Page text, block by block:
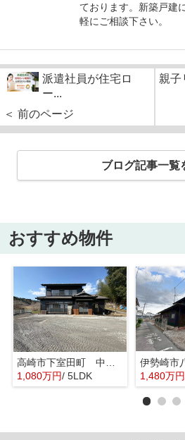
ております。新築戸建
軽にご相談下さい。
派遣社員が住宅ロ
ー...
＜ 前のページ
親子
ブログ記事一覧
おすすめ物件
1,080万円/ 5LDK
1,480万円